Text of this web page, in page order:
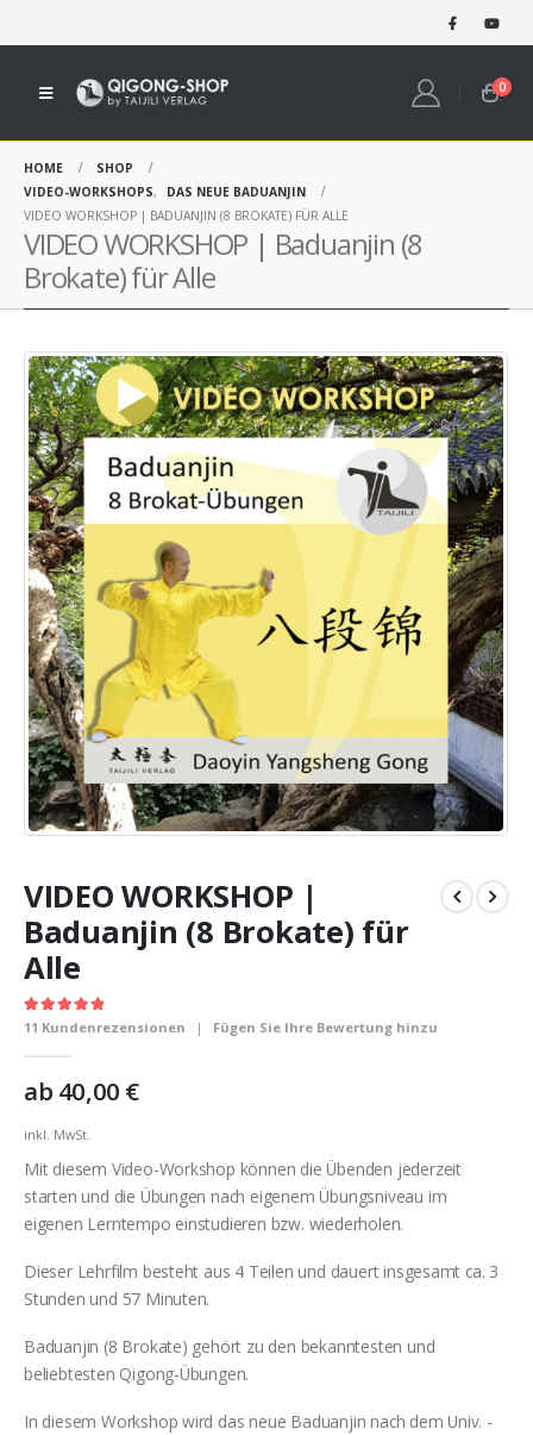
0
HOME
SHOP
VIDEO-WORKSHOPS,
DAS NEUE BADUANJIN
VIDEO WORKSHOP | BADUANJIN (8 BROKATE) FÜR ALLE
VIDEO WORKSHOP | Baduanjin (8
Brokate) für Alle
VIDEO WORKSHOP |
Baduanjin (8 Brokate) für
Alle
5.00out of 5
11 Kundenrezensionen | Fügen Sie Ihre Bewertung hinzu
ab 40,00 €
inkl. MwSt.
Mit diesem Video-Workshop können die Übenden jederzeit
starten und die Übungen nach eigenem Übungsniveau im
eigenen Lerntempo einstudieren bzw. wiederholen.
Dieser Lehrfilm besteht aus 4 Teilen und dauert insgesamt ca. 3
Stunden und 57 Minuten.
Baduanjin (8 Brokate) gehört zu den bekanntesten und
beliebtesten Qigong-Übungen.
In diesem Workshop wird das neue Baduanjin nach dem Univ. -